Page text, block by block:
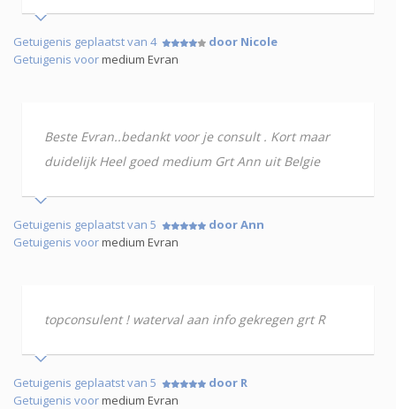
Getuigenis geplaatst van 4
door Nicole
Getuigenis voormedium Evran
Beste Evran..bedankt voor je consult . Kort maar
duidelijk Heel goed medium Grt Ann uit Belgie
Getuigenis geplaatst van 5
door Ann
Getuigenis voormedium Evran
topconsulent ! waterval aan info gekregen grt R
Getuigenis geplaatst van 5
door R
Getuigenis voormedium Evran